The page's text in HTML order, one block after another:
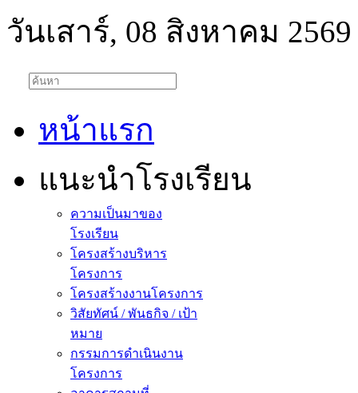
วันเสาร์, 08 สิงหาคม 2569
หน้าแรก
แนะนำโรงเรียน
ความเป็นมาของ
โรงเรียน
โครงสร้างบริหาร
โครงการ
โครงสร้างงานโครงการ
วิสัยทัศน์ / พันธกิจ / เป้า
หมาย
กรรมการดำเนินงาน
โครงการ